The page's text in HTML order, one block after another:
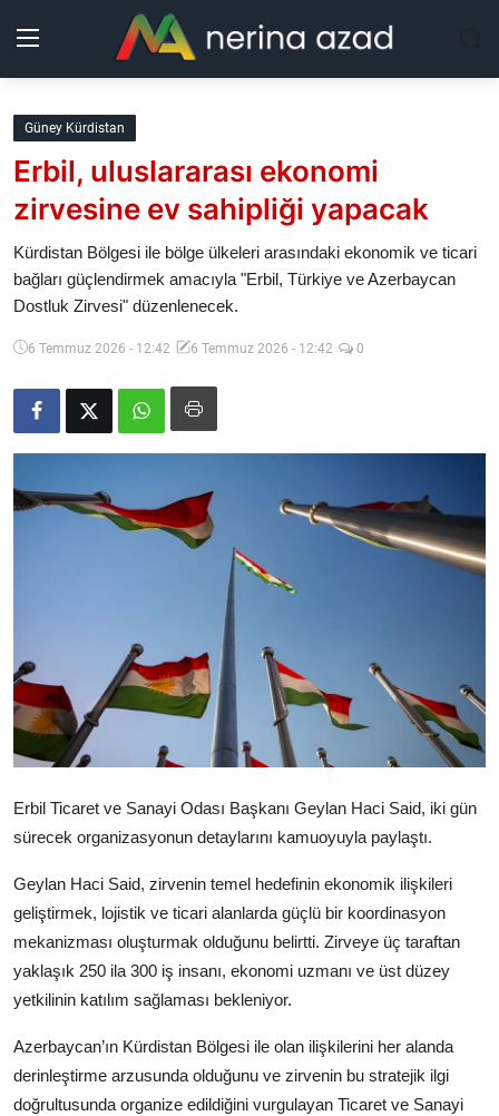
Kurdistan
Bölgeler
Güncel
Analiz
Makaleler
Galeri
Video
İletişim
Türkçe
Güney Kürdistan
Erbil, uluslararası ekonomi
zirvesine ev sahipliği yapacak
Kürdistan Bölgesi ile bölge ülkeleri arasındaki ekonomik ve ticari
bağları güçlendirmek amacıyla "Erbil, Türkiye ve Azerbaycan
Dostluk Zirvesi" düzenlenecek.
6 Temmuz 2026 - 12:42 6 Temmuz 2026 - 12:42 0
Erbil Ticaret ve Sanayi Odası Başkanı Geylan Haci Said, iki gün
sürecek organizasyonun detaylarını kamuoyuyla paylaştı.
Geylan Haci Said, zirvenin temel hedefinin ekonomik ilişkileri
geliştirmek, lojistik ve ticari alanlarda güçlü bir koordinasyon
mekanizması oluşturmak olduğunu belirtti. Zirveye üç taraftan
yaklaşık 250 ila 300 iş insanı, ekonomi uzmanı ve üst düzey
yetkilinin katılım sağlaması bekleniyor.
Azerbaycan’ın Kürdistan Bölgesi ile olan ilişkilerini her alanda
derinleştirme arzusunda olduğunu ve zirvenin bu stratejik ilgi
doğrultusunda organize edildiğini vurgulayan Ticaret ve Sanayi